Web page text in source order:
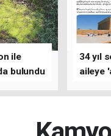
ile
bulundu
34 yıl
aileye